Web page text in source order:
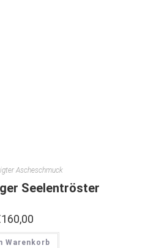
Ascheschmuck
Seelentröster
160,00
Warenkorb